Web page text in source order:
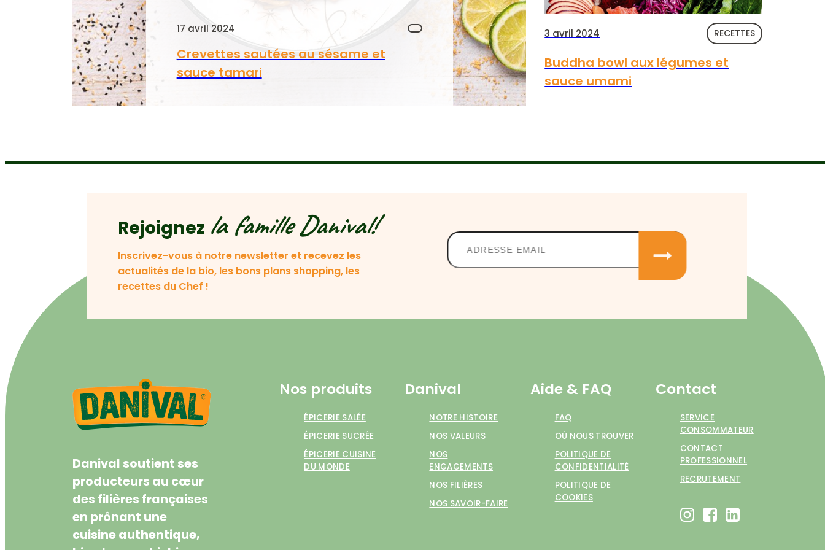
17 avril 2024
Crevettes sautées au sésame et
sauce tamari
3 avril 2024 RECETTES
Buddha bowl aux légumes et
sauce umami
Rejoignez la famille Danival!
Inscrivez-vous à notre newsletter et recevez les
actualités de la bio, les bons plans shopping, les
recettes du Chef !
Danival soutient ses
producteurs au cœur
des filières françaises
en prônant une
cuisine authentique,
Nos produits
ÉPICERIE SALÉE
ÉPICERIE SUCRÉE
ÉPICERIE CUISINE
DU MONDE
Danival
NOTRE HISTOIRE
NOS VALEURS
NOS
ENGAGEMENTS
NOS FILIÈRES
NOS SAVOIR-FAIRE
Aide & FAQ
FAQ
OÙ NOUS TROUVER
POLITIQUE DE
CONFIDENTIALITÉ
POLITIQUE DE
COOKIES
Contact
SERVICE
CONSOMMATEUR
CONTACT
PROFESSIONNEL
RECRUTEMENT